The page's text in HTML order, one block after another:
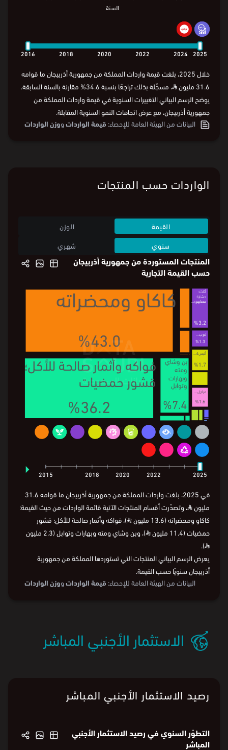
2016 2018 2020 2022 2024 2025
2016 2018 2020 2022 2024 2025
السنة
خلال 2025، بلغت قيمة واردات المملكة من جمهورية أذربيجان ما قوامه
31.6 مليون
⃁، مسجّلة بذلك تراجعًا بنسبة 34.6% مقارنة بالسنة السابقة.
يوضح الرسم البياني التغييرات السنوية في قيمة واردات المملكة من
جمهورية أذربيجان، مع عرض اتجاهات النمو السنوية المقابلة.
البيانات منالهيئة العامة للإحصاء: قيمة الوارداتووزن الواردات
الواردات حسب المنتجات
القيمة
الوزن
سنوي
شهري
المنتجات المستوردة من جمهورية أذربيجان
حسب القيمة التجارية
2015 2018 2020 2022 2025
⏵
كاكاو ومحضراته
%43.0
فواكه وأثمار صالحة للأكل؛
قشور حمضيات
%36.2
بن وشاي
ومته
وبهارات
وتوابل
%7.4
أثاث؛
حشايا؛
مصابيح؛...
%3.2
ألبسة...
%1.7
مراجل...
%1.6
لعب...
%1.3
في 2025، بلغت واردات المملكة من جمهورية أذربيجان ما قوامه 31.6
مليون⃁، وتصدّرت أقسام المنتجات الآتية قائمة الواردات من حيث القيمة:
كاكاو ومحضراته (13.6 مليون
⃁)، فواكه وأثمار صالحة للأكل؛ قشور
حمضيات (11.4 مليون
⃁)، وبن وشاي ومته وبهارات وتوابل (2.3 مليون
⃁
).
يعرض الرسم البياني المنتجات التي تستوردها المملكة من جمهورية
أذربيجان سنويًا حسب القيمة.
البيانات منالهيئة العامة للإحصاء: قيمة الوارداتووزن الواردات
الاستثمار الأجنبي المباشر
رصيد الاستثمار الأجنبي المباشر
التطوّر السنوي في رصيد الاستثمار الأجنبي
المباشر